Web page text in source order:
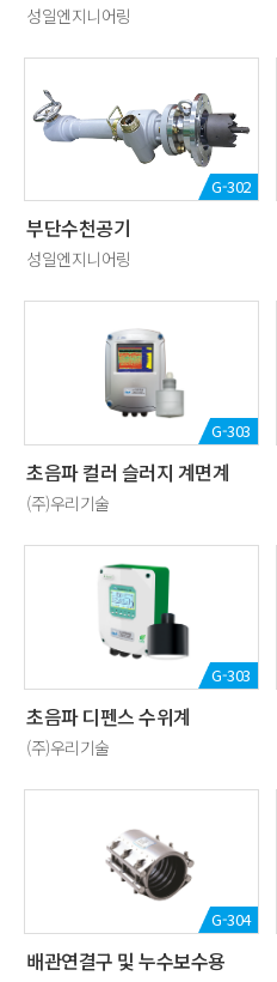
성일엔지니어링
G-302
부단수천공기
성일엔지니어링
G-303
초음파 컬러 슬러지 계면계
(주)우리기술
G-303
초음파 디펜스 수위계
(주)우리기술
G-304
배관연결구 및 누수보수용